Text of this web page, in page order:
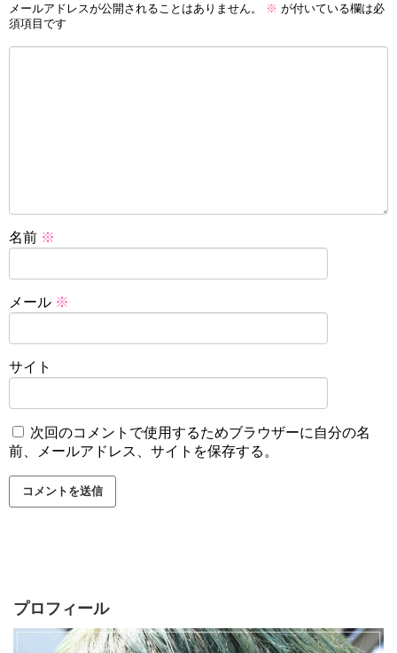
メールアドレスが公開されることはありません。 ※ が付いている欄は必
須項目です
名前 ※
メール ※
サイト
次回のコメントで使用するためブラウザーに自分の名
前、メールアドレス、サイトを保存する。
プロフィール